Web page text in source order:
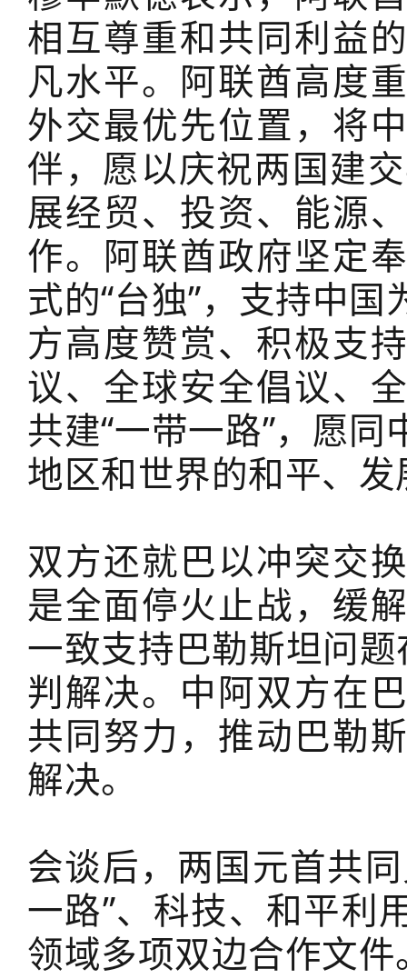
相互尊重和共同利益
凡水平。阿联酋高度
外交最优先位置，将
伴，愿以庆祝两国建
展经贸、投资、能源
作。阿联酋政府坚定
式的“台独”，支持中
方高度赞赏、积极支
议、全球安全倡议、
共建“一带一路”，愿
地区和世界的和平、
双方还就巴以冲突交
是全面停火止战，缓
一致支持巴勒斯坦问
判解决。中阿双方在
共同努力，推动巴勒
解决。
会谈后，两国元首共
一路”、科技、和平利
领域多项双边合作文件